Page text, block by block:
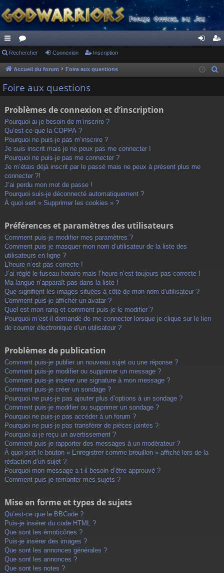
ac
co
ur
s
or
u ne cri
Rechercher Connexion Inscription
Accueil du forum Foire aux questions
Foire aux questions
Problèmes de connexion et d’inscription
Pourquoi ai-je besoin de m’inscrire ?
Qu’est-ce que la COPPA ?
Pourquoi ne puis-je pas m’inscrire ?
Je suis inscrit mais je ne peux pas me connecter !
Pourquoi ne puis-je pas me connecter ?
Je m’étais déjà inscrit par le passé mais ne peux à présent plus me
connecter ?!
J’ai perdu mon mot de passe !
Pourquoi suis-je déconnecté automatiquement ?
À quoi sert « Supprimer les cookies » ?
Préférences et paramètres des utilisateurs
Comment puis-je modifier mes paramètres ?
Comment puis-je masquer mon nom d’utilisateur de la liste des
utilisateurs en ligne ?
L’heure n’est pas correcte !
J’ai réglé le fuseau horaire mais l’heure n’est toujours pas correcte !
Ma langue n’apparaît pas dans la liste !
Que signifient les images situées à côté de mon nom d’utilisateur ?
Comment puis-je afficher un avatar ?
Quel est mon rang et comment puis-je le modifier ?
Pourquoi m’est-il demandé de me connecter lorsque je clique sur le lien
de courrier électronique d’un utilisateur ?
Problèmes de publication
Comment puis-je publier un nouveau sujet ou une réponse ?
Comment puis-je modifier ou supprimer un message ?
Comment puis-je insérer une signature à mon message ?
Comment puis-je créer un sondage ?
Pourquoi ne puis-je pas ajouter plus d’options à un sondage ?
Comment puis-je modifier ou supprimer un sondage ?
Pourquoi ne puis-je pas accéder à un forum ?
Pourquoi ne puis-je pas transférer de pièces jointes ?
Pourquoi ai-je reçu un avertissement ?
Comment puis-je rapporter des messages à un modérateur ?
À quoi sert le bouton « Enregistrer comme brouillon » affiché lors de la
rédaction d’un sujet ?
Pourquoi mon message a-t-il besoin d’être approuvé ?
Comment puis-je remonter mes sujets ?
Mise en forme et types de sujets
Qu’est-ce que le BBCode ?
Puis-je insérer du code HTML ?
Que sont les émoticônes ?
Puis-je insérer des images ?
Que sont les annonces générales ?
Que sont les annonces ?
Que sont les notes ?